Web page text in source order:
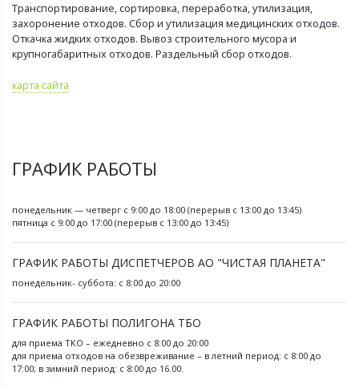
Транспортирование, сортировка, переработка, утилизация,
захоронение отходов. Сбор и утилизация медицинских отходов.
Откачка жидких отходов. Вывоз строительного мусора и
крупногабаритных отходов. Раздельный сбор отходов.
карта сайта
ГРАФИК РАБОТЫ
понедельник — четверг с 9:00 до 18:00 (перерыв с 13:00 до 13:45)
пятница с 9:00 до 17:00 (перерыв с 13:00 до 13:45)
ГРАФИК РАБОТЫ ДИСПЕТЧЕРОВ АО "ЧИСТАЯ ПЛАНЕТА"
понедельник- суббота: с 8:00 до 20:00
ГРАФИК РАБОТЫ ПОЛИГОНА ТБО
для приема ТКО – ежедневно с 8:00 до 20:00
для приема отходов на обезвреживание – в летний период: с 8:00 до
17:00; в зимний период: с 8:00 до 16.00.